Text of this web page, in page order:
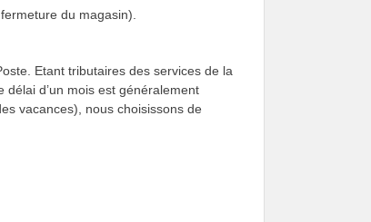
du magasin).
Etant tributaires des services de la
d’un mois est généralement
vacances), nous choisissons de